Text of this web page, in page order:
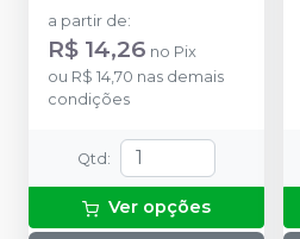
a partir de:
R$ 14,26 no Pix
ou R$ 14,70 nas demais
condições
Qtd :
Ver opções